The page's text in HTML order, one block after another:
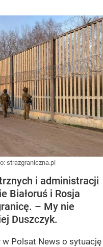
strazgraniczna.pl
i administracji
Białoruś i Rosja
– My nie
Duszczyk.
w Polsat News o sytuację